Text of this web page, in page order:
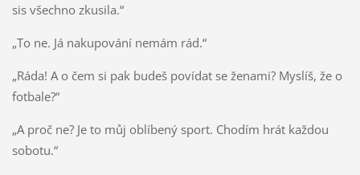
sis všechno zkusila.“
„To ne. Já nakupování nemám rád.“
„Ráda! A o čem si pak budeš povídat se ženami? Myslíš, že o
fotbale?“
„A proč ne? Je to můj oblíbený sport. Chodím hrát každou
sobotu.“